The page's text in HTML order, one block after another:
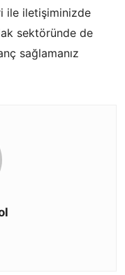
ile iletişiminizde
sektöründe de
sağlamanız